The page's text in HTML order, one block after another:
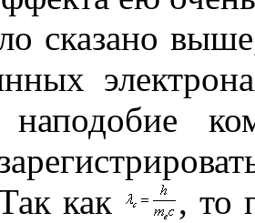
сказано
как
, то